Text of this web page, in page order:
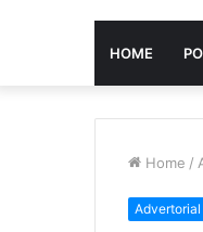
HOME
Home /
Advertorial